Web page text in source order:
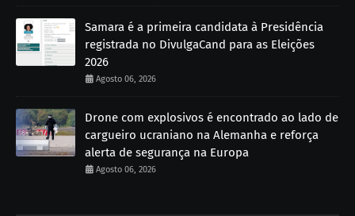
Samara é a primeira candidata à Presidência
registrada no DivulgaCand para as Eleições
2026
Agosto 06, 2026
Drone com explosivos é encontrado ao lado de
cargueiro ucraniano na Alemanha e reforça
alerta de segurança na Europa
Agosto 06, 2026